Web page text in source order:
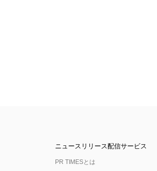
ニュースリリース配信サービス
PR TIMESとは